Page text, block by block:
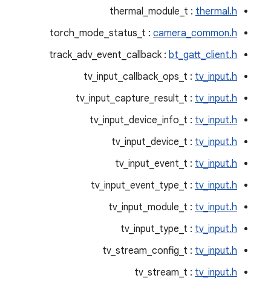
thermal_module_t : thermal.h
torch_mode_status_t : camera_common.h
track_adv_event_callback : bt_gatt_client.h
tv_input_callback_ops_t : tv_input.h
tv_input_capture_result_t : tv_input.h
tv_input_device_info_t : tv_input.h
tv_input_device_t : tv_input.h
tv_input_event_t : tv_input.h
tv_input_event_type_t : tv_input.h
tv_input_module_t : tv_input.h
tv_input_type_t : tv_input.h
tv_stream_config_t : tv_input.h
tv_stream_t : tv_input.h